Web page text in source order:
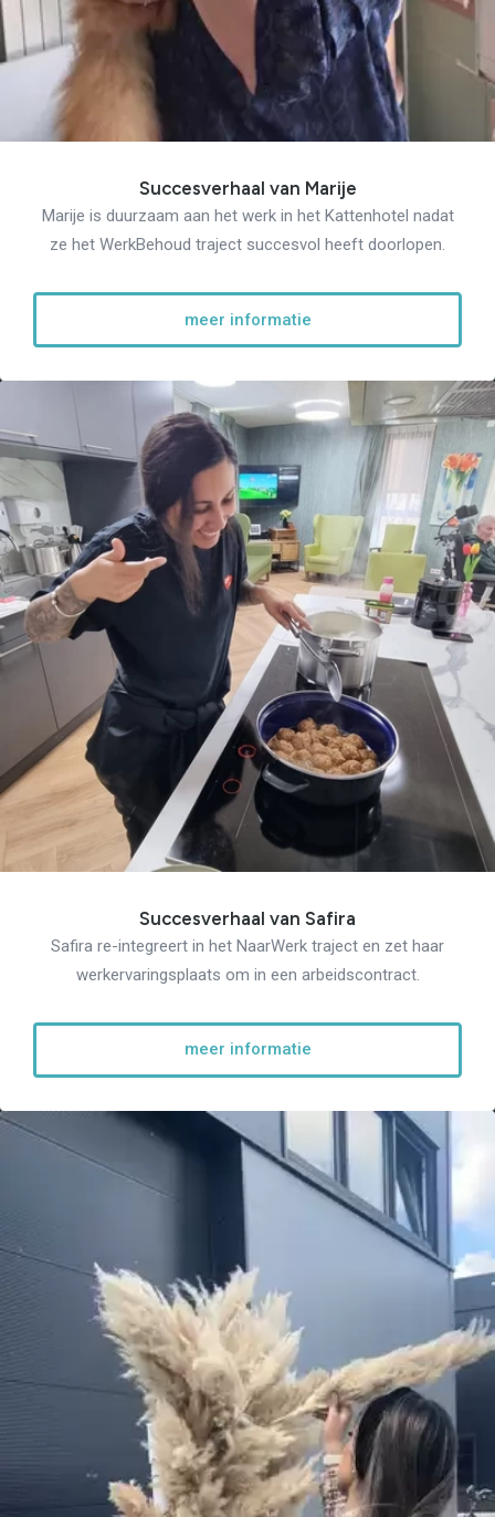
Succesverhaal van Marije
Marije is duurzaam aan het werk in het Kattenhotel nadat
ze het WerkBehoud traject succesvol heeft doorlopen.
meer informatie
Succesverhaal van Safira
Safira re-integreert in het NaarWerk traject en zet haar
werkervaringsplaats om in een arbeidscontract.
meer informatie